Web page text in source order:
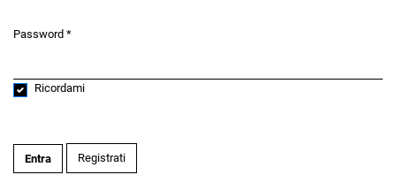
Password *
Ricordami
Entra Registrati